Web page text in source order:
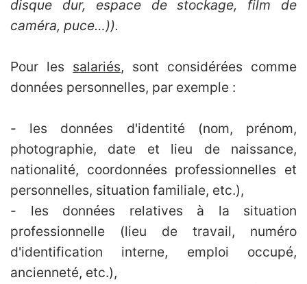
disque dur, espace de stockage, film de
caméra, puce…)).
Pour les salariés, sont considérées comme
données personnelles, par exemple :
- les données d'identité (nom, prénom,
photographie, date et lieu de naissance,
nationalité, coordonnées professionnelles et
personnelles, situation familiale, etc.),
- les données relatives à la situation
professionnelle (lieu de travail, numéro
d'identification interne, emploi occupé,
ancienneté, etc.),